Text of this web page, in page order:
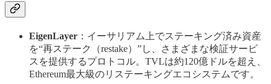
EigenLayer ：イーサリアム上でステーキング済み資産
を“再ステーク（restake）”し、さまざまな検証サービ
スを提供するプロトコル。TVLは約120億ドルを超え、
Ethereum最大級のリステーキングエコシステムです。